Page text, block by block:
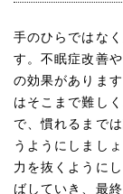
手のひらではな
す。不眠症改善
の効果がありま
はそこまで難し
で、慣れるまで
うようにしまし
力を抜くように
ばしていき、最